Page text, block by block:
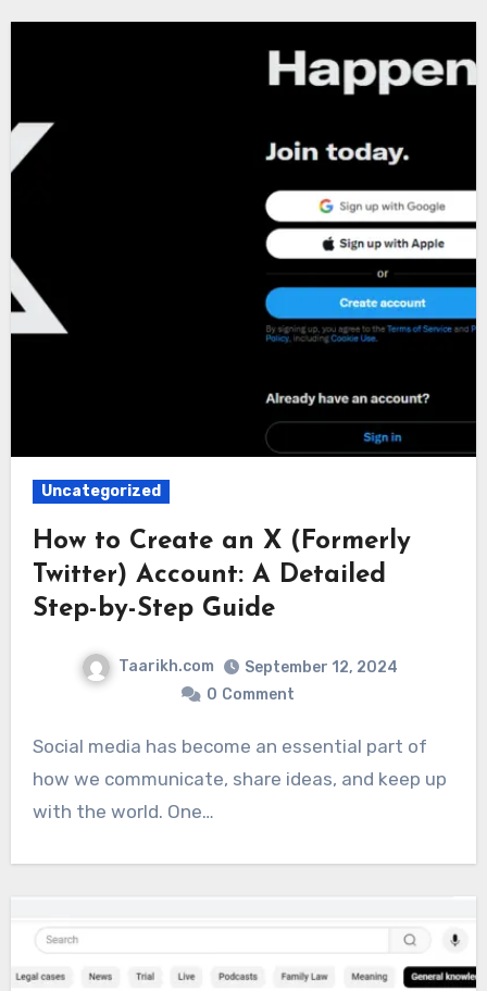
Uncategorized
How to Create an X (Formerly
Twitter) Account: A Detailed
Step-by-Step Guide
Taarikh.com
September 12, 2024
0 Comment
Social media has become an essential part of
how we communicate, share ideas, and keep up
with the world. One…